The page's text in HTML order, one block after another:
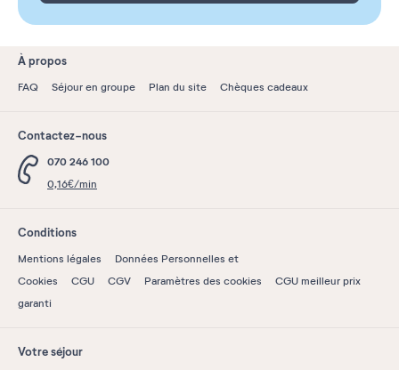
À propos
FAQ Séjour en groupe Plan du site Chèques cadeaux
Contactez-nous
070 246 100
0,16€/min
Conditions
Mentions légales
Données Personnelles et
Cookies
CGU CGV Paramètres des cookies
CGU meilleur prix
garanti
Votre séjour